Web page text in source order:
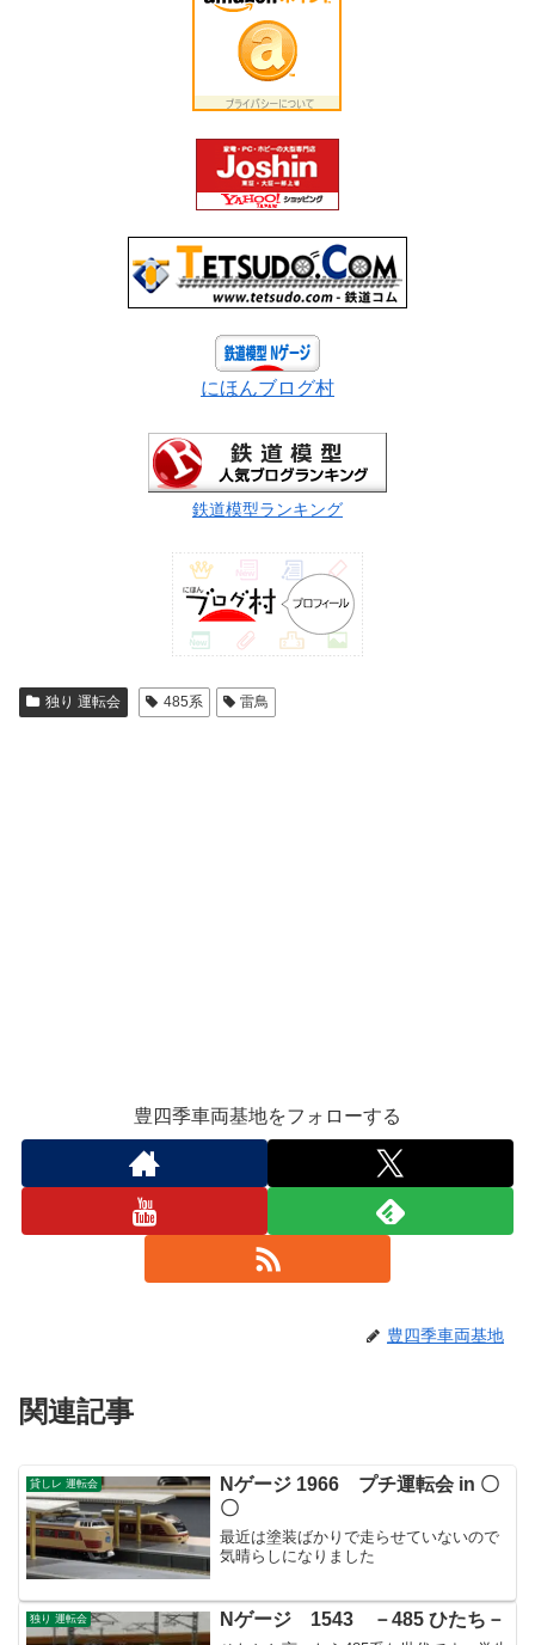
にほんブログ村
鉄道模型ランキング
独り 運転会 485系 雷鳥
豊四季車両基地をフォローする
豊四季車両基地
関連記事
貸しレ 運転会
Nゲージ 1966 プチ運転会 in 〇
〇
最近は塗装ばかりで走らせていないので
気晴らしになりました
独り 運転会 Nゲージ 1543 －485 ひたち－